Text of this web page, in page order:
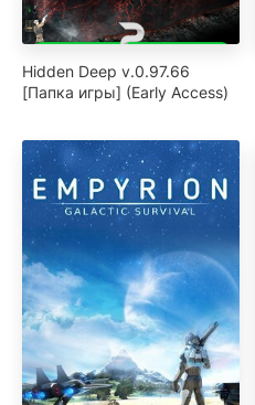
Hidden Deep v.0.97.66
[Папка игры] (Early Access)